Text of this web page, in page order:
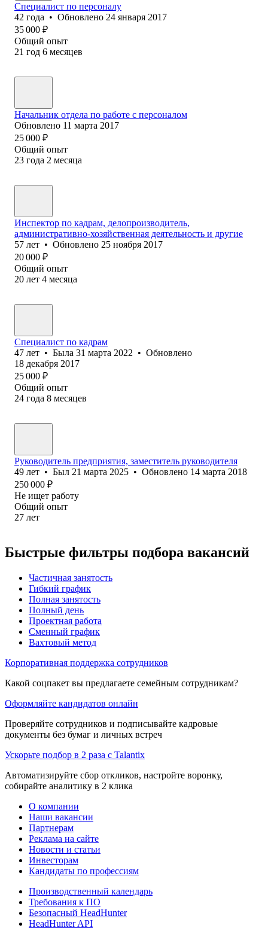
Специалист по персоналу
42 года • Обновлено 24 января 2017
35 000 ₽
Общий опыт
21 год 6 месяцев
Начальник отдела по работе с персоналом
Обновлено 11 марта 2017
25 000 ₽
Общий опыт
23 года 2 месяца
Инспектор по кадрам, делопроизводитель,
административно-хозяйственная деятельность и другие
57 лет • Обновлено 25 ноября 2017
20 000 ₽
Общий опыт
20 лет 4 месяца
Специалист по кадрам
47 лет • Была 31 марта 2022 • Обновлено
18 декабря 2017
25 000 ₽
Общий опыт
24 года 8 месяцев
Руководитель предприятия, заместитель руководителя
49 лет • Был 21 марта 2025 • Обновлено 14 марта 2018
250 000 ₽
Не ищет работу
Общий опыт
27 лет
Быстрые фильтры подбора вакансий
Частичная занятость
Гибкий график
Полная занятость
Полный день
Проектная работа
Сменный график
Вахтовый метод
Корпоративная поддержка сотрудников
Какой соцпакет вы предлагаете семейным сотрудникам?
Оформляйте кандидатов онлайн
Проверяйте сотрудников и подписывайте кадровые
документы без бумаг и личных встреч
Ускорьте подбор в 2 раза с Talantix
Автоматизируйте сбор откликов, настройте воронку,
собирайте аналитику в 2 клика
О компании
Наши вакансии
Партнерам
Реклама на сайте
Новости и статьи
Инвесторам
Кандидаты по профессиям
Производственный календарь
Требования к ПО
Безопасный HeadHunter
HeadHunter API